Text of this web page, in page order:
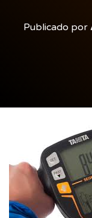
Publicado por